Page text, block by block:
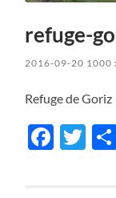
refuge-
2016-09-20 1000
Refuge de Goriz